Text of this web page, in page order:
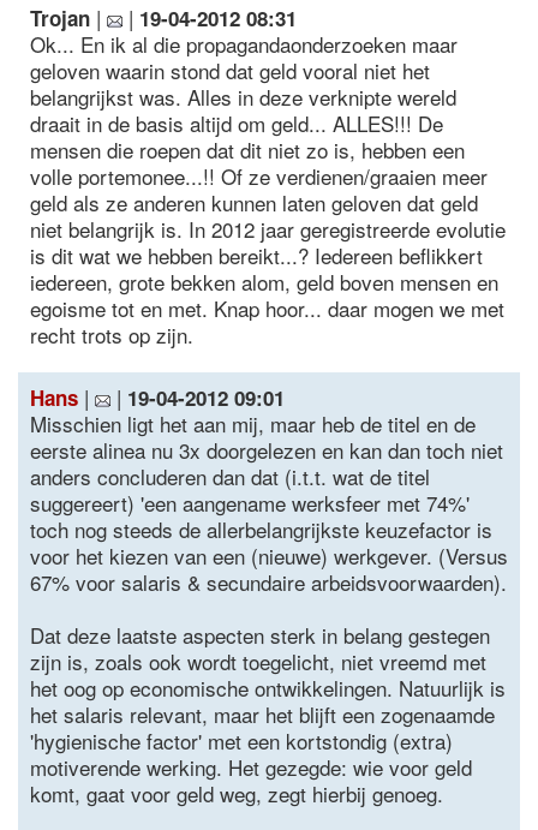
Trojan | | 19-04-2012 08:31
Ok... En ik al die propagandaonderzoeken maar
geloven waarin stond dat geld vooral niet het
belangrijkst was. Alles in deze verknipte wereld
draait in de basis altijd om geld... ALLES!!! De
mensen die roepen dat dit niet zo is, hebben een
volle portemonee...!! Of ze verdienen/graaien meer
geld als ze anderen kunnen laten geloven dat geld
niet belangrijk is. In 2012 jaar geregistreerde evolutie
is dit wat we hebben bereikt...? Iedereen beflikkert
iedereen, grote bekken alom, geld boven mensen en
egoisme tot en met. Knap hoor... daar mogen we met
recht trots op zijn.
Hans | | 19-04-2012 09:01
Misschien ligt het aan mij, maar heb de titel en de
eerste alinea nu 3x doorgelezen en kan dan toch niet
anders concluderen dan dat (i.t.t. wat de titel
suggereert) 'een aangename werksfeer met 74%'
toch nog steeds de allerbelangrijkste keuzefactor is
voor het kiezen van een (nieuwe) werkgever. (Versus
67% voor salaris & secundaire arbeidsvoorwaarden).
Dat deze laatste aspecten sterk in belang gestegen
zijn is, zoals ook wordt toegelicht, niet vreemd met
het oog op economische ontwikkelingen. Natuurlijk is
het salaris relevant, maar het blijft een zogenaamde
'hygienische factor' met een kortstondig (extra)
motiverende werking. Het gezegde: wie voor geld
komt, gaat voor geld weg, zegt hierbij genoeg.